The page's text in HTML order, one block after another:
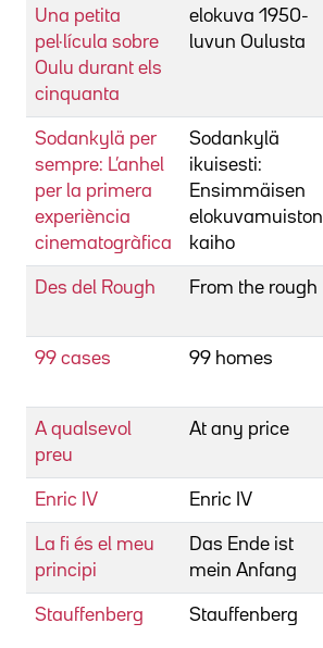
Una petita
pel·lícula sobre
Oulu durant els
cinquanta
elokuva 1950-
luvun Oulusta
Sodankylä per
sempre: L’anhel
per la primera
experiència
cinematogràfica
Sodankylä
ikuisesti:
Ensimmäisen
elokuvamuiston
kaiho
Des del Rough From the rough
99 cases 99 homes
A qualsevol
preu
At any price
Enric IV Enric IV
La fi és el meu
principi
Das Ende ist
mein Anfang
Stauffenberg Stauffenberg